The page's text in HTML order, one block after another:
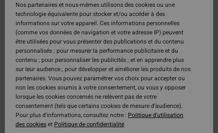
Nos partenaires et nous-mêmes utilisons des cookies ou une
technologie équivalente pour stocker et/ou accéder à des
informations sur votre appareil. Ces informations personnelles
(comme vos données de navigation et votre adresse IP) peuvent
être utilisées pour vous présenter des publications et du contenu
personnalisés ; pour mesurer la performance publicitaire et du
contenu ; pour personnaliser les publicités ; et en apprendre plus
sur leur audience ; pour développer et améliorer les produits de nos
partenaires. Vous pouvez paramétrer vos choix pour accepter ou
non les cookies soumis à votre consentement, ou vous y opposer
lorsque les cookies concernés ne relèvent pas de votre
consentement (tels que certains cookies de mesure d’audience).
Pour plus d'informations, consultez notre : Politique d'utilisation
des cookieset Politique de confidentialité